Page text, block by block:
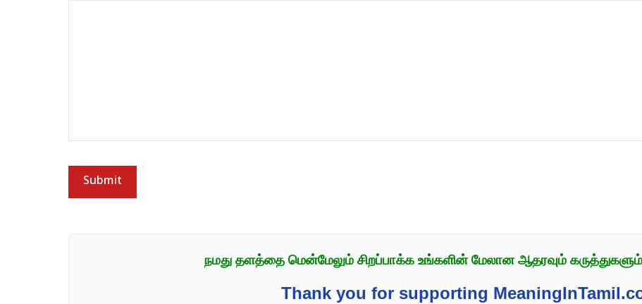
நமது தளத்தை மென்மேலும் சிறப்பாக்க உங்களின் மேலான ஆதரவும் கருத்துகளும்
Thank you for supporting